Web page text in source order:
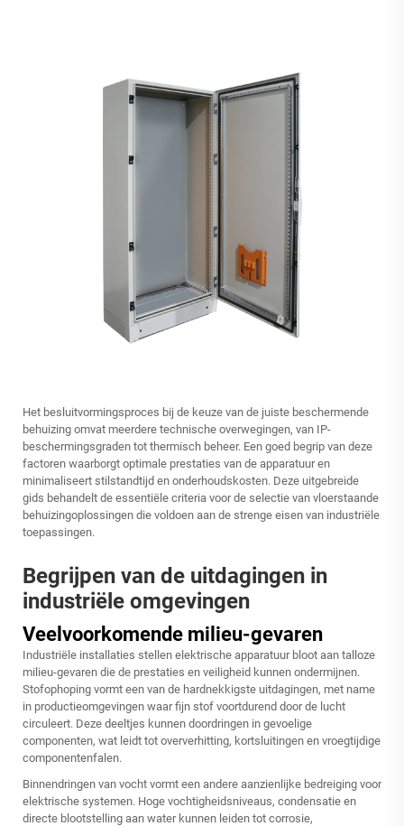
Het besluitvormingsproces bij de keuze van de juiste beschermende
behuizing omvat meerdere technische overwegingen, van IP-
beschermingsgraden tot thermisch beheer. Een goed begrip van deze
factoren waarborgt optimale prestaties van de apparatuur en
minimaliseert stilstandtijd en onderhoudskosten. Deze uitgebreide
gids behandelt de essentiële criteria voor de selectie van vloerstaande
behuizingoplossingen die voldoen aan de strenge eisen van industriële
toepassingen.
Begrijpen van de uitdagingen in
industriële omgevingen
Veelvoorkomende milieu-gevaren
Industriële installaties stellen elektrische apparatuur bloot aan talloze
milieu-gevaren die de prestaties en veiligheid kunnen ondermijnen.
Stofophoping vormt een van de hardnekkigste uitdagingen, met name
in productieomgevingen waar fijn stof voortdurend door de lucht
circuleert. Deze deeltjes kunnen doordringen in gevoelige
componenten, wat leidt tot oververhitting, kortsluitingen en vroegtijdige
componentenfalen.
Binnendringen van vocht vormt een andere aanzienlijke bedreiging voor
elektrische systemen. Hoge vochtigheidsniveaus, condensatie en
directe blootstelling aan water kunnen leiden tot corrosie,